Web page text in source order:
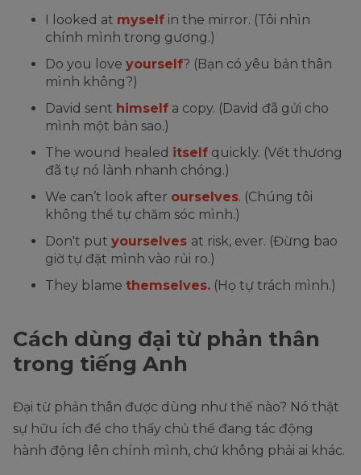
I looked at myself in the mirror. (Tôi nhìn
chính mình trong gương.)
Do you love yourself? (Bạn có yêu bản thân
mình không?)
David sent himself a copy. (David đã gửi cho
mình một bản sao.)
The wound healed itself quickly. (Vết thương
đã tự nó lành nhanh chóng.)
We can’t look after ourselves. (Chúng tôi
không thể tự chăm sóc mình.)
Don't put yourselves at risk, ever. (Đừng bao
giờ tự đặt mình vào rủi ro.)
They blame themselves. (Họ tự trách mình.)
Cách dùng đại từ phản thân
trong tiếng Anh
Đại từ phản thân được dùng như thế nào? Nó thật
sự hữu ích để cho thấy chủ thể đang tác động
hành động lên chính mình, chứ không phải ai khác.